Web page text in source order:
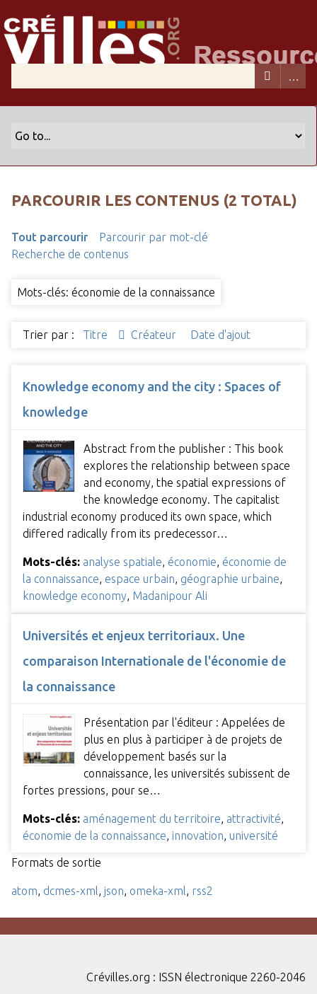
PARCOURIR LES CONTENUS (2 TOTAL)
Tout parcourir
Parcourir par mot-clé
Recherche de contenus
Mots-clés: économie de la connaissance
Trier par : Titre Créateur Date d'ajout
Knowledge economy and the city : Spaces of
knowledge
Abstract from the publisher : This book
explores the relationship between space
and economy, the spatial expressions of
the knowledge economy. The capitalist
industrial economy produced its own space, which
differed radically from its predecessor…
Mots-clés: analyse spatiale économie économie de
la connaissance espace urbain géographie urbaine
knowledge economy Madanipour Ali
Universités et enjeux territoriaux. Une
comparaison Internationale de l'économie de
la connaissance
Présentation par l'éditeur : Appelées de
plus en plus à participer à de projets de
développement basés sur la
connaissance, les universités subissent de
fortes pressions, pour se…
Mots-clés: aménagement du territoire, attractivité,
économie de la connaissance, innovation, université
Formats de sortie
atom, dcmes-xml, json, omeka-xml, rss2
Crévilles.org : ISSN électronique 2260-2046